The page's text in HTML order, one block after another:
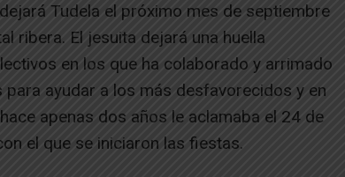
Tudela el próximo mes de septiembre
ribera. El jesuita dejará una huella
en los que ha colaborado y arrimado
ayudar a los más desfavorecidos y en
apenas dos años le aclamaba el 24 de
el que se iniciaron las fiestas.